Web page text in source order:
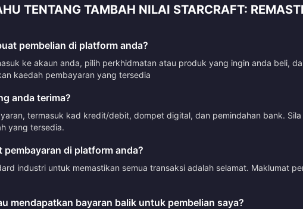
TENTANG TAMBAH NILAI STARCRAFT:
pembelian di platform anda?
ke akaun anda, pilih perkhidmatan atau produk yang ingin anda beli,
kaedah pembayaran yang tersedia
anda terima?
termasuk kad kredit/debit, dompet digital, dan pemindahan bank.
yang tersedia.
di platform anda?
industri untuk memastikan semua transaksi adalah selamat. Maklumat
mendapatkan bayaran balik untuk pembelian saya?